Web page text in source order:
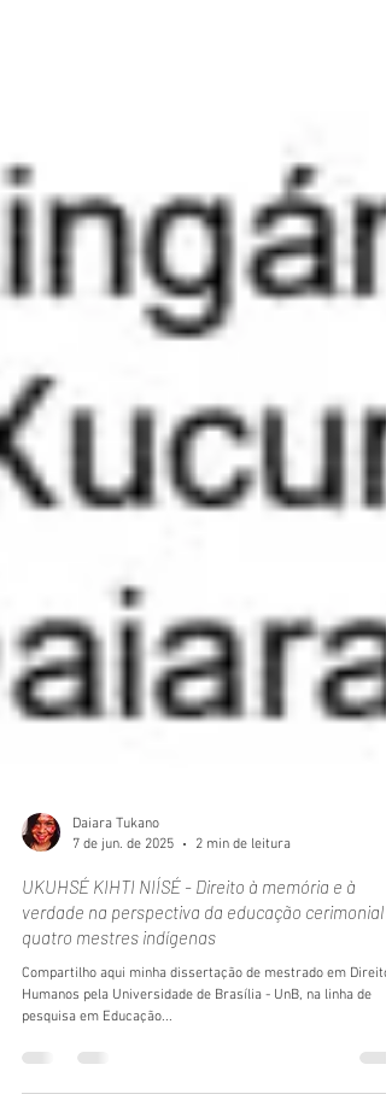
Daiara Tukano
7 de jun. de 2025
2 min de leitura
verdade na perspectiva da educação cerimonial
quatro mestres indígenas
Humanos pela Universidade de Brasília - UnB, na linha de
pesquisa em Educação...